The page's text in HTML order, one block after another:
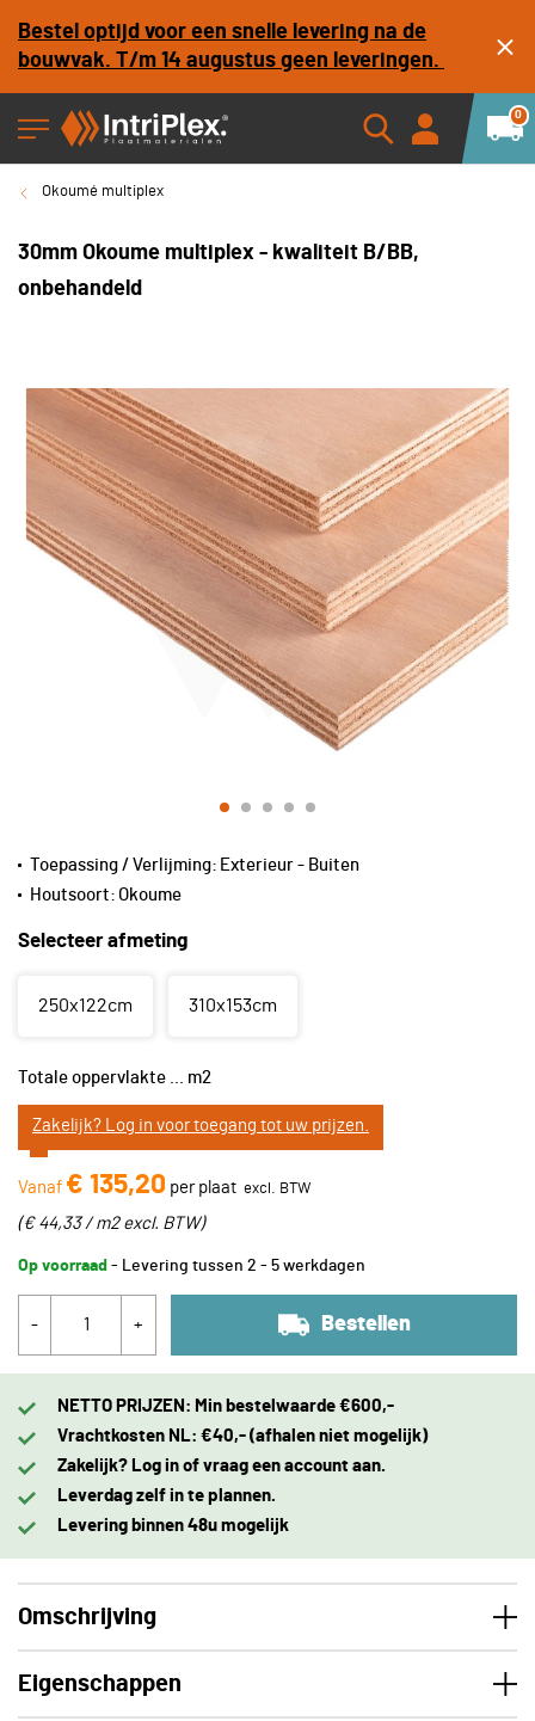
Bestel optijd voor een snelle levering na de
bouwvak. T/m 14 augustus geen leveringen.
0
Okoumé multiplex
30mm Okoume multiplex - kwaliteit B/BB,
onbehandeld
Selecteer afmeting
250x122cm 310x153cm
Totale oppervlakte ... m2
Zakelijk? Log in voor toegang tot uw prijzen.
Vanaf € 135,20 per plaat
(€ 44,33 / m2excl. BTW)
Op voorraad - Levering tussen 2 - 5 werkdagen
- + Bestellen
Toepassing / Verlijming: Exterieur - Buiten
Houtsoort: Okoume
NETTO PRIJZEN: Min bestelwaarde €600,-
Vrachtkosten NL: €40,- (afhalen niet mogelijk)
Zakelijk? Log in of vraag een account aan.
Leverdag zelf in te plannen.
Levering binnen 48u mogelijk
Omschrijving
Eigenschappen